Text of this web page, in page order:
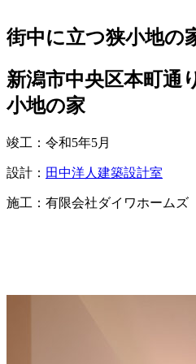
街中に立つ狭小地の
新潟市中央区本町
小地の家
竣工：令和5年5月
設計： 田中洋人建築設計室
施工：有限会社ダイワホームズ